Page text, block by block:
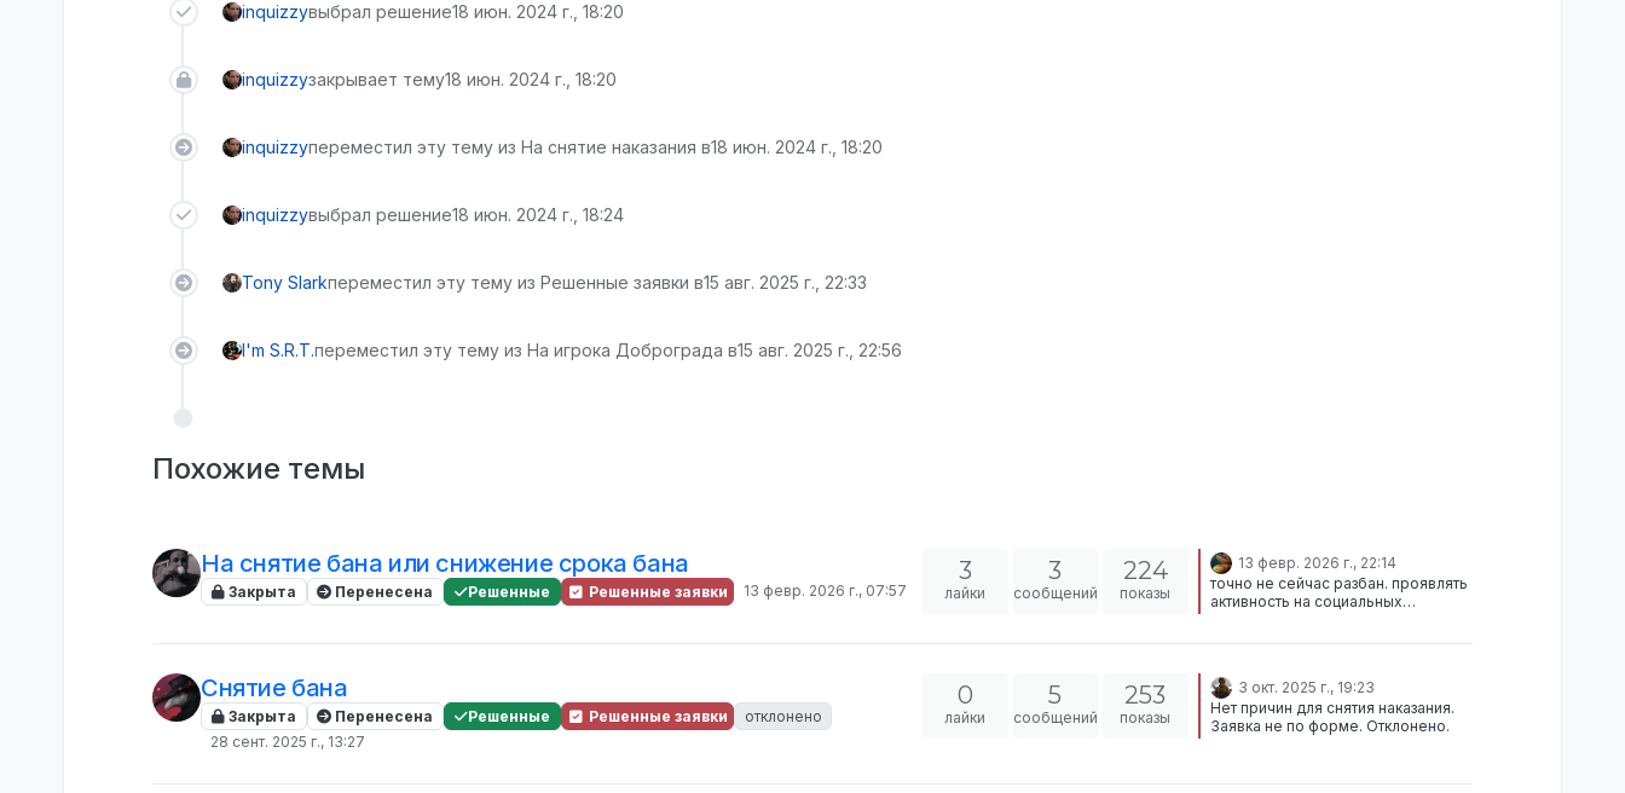
inquizzyвыбрал решение18 июн. 2024 г., 18:20
inquizzyзакрывает тему18 июн. 2024 г., 18:20
inquizzyпереместил эту тему из На снятие наказания в18 июн. 2024 г., 18:20
inquizzyвыбрал решение18 июн. 2024 г., 18:24
Tony Slarkпереместил эту тему из Решенные заявки в15 авг. 2025 г., 22:33
I'm S.R.T.переместил эту тему из На игрока Доброграда в15 авг. 2025 г., 22:56
Похожие темы
На снятие бана или снижение срока бана
Закрыта Перенесена Решенные Решенные заявки 13 февр. 2026 г., 07:57
3
лайки
3
сообщений
224
показы
13 февр. 2026 г., 22:14
точно не сейчас разбан. проявлять
активность на социальных
Снятие бана
Закрыта Перенесена Решенные Решенные заявки
отклонено
28 сент. 2025 г., 13:27
0
лайки
5
сообщений
253
показы
3 окт. 2025 г., 19:23
Нет причин для снятия наказания.
Заявка не по форме. Отклонено.